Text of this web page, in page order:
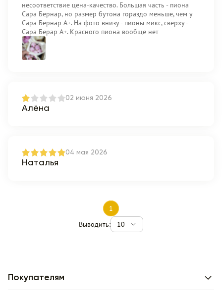
несоответствие цена-качество. Большая часть - пиона
Сара Бернар, но размер бутона гораздо меньше, чем у
Сара Бернар А+. На фото внизу - пионы микс, сверху -
Сара Берар А+. Красного пиона вообще нет
02 июня 2026
Алёна
04 мая 2026
Наталья
1
Выводить:
10
Покупателям